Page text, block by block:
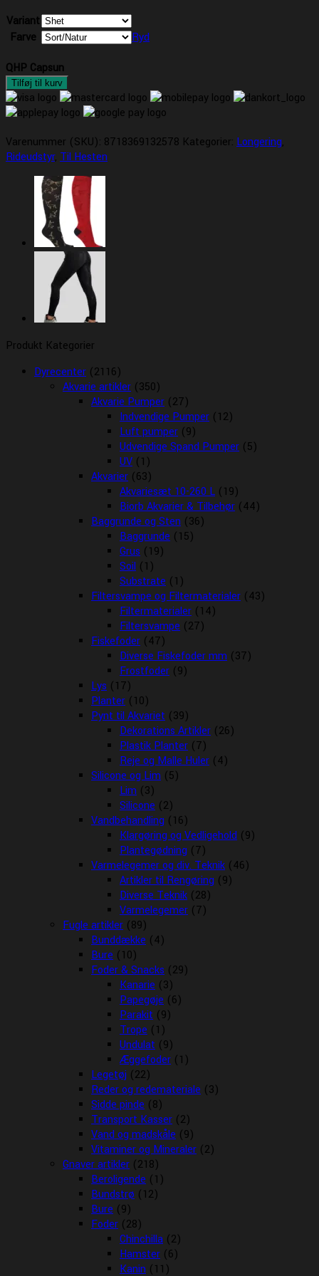
Variant
Farve
Ryd
QHP Capsun
Tilføj til kurv
Varenummer (SKU): 8718369132578 Kategorier: Longering,
Rideudstyr, Til Hesten
Produkt Kategorier
Dyrecenter (2116)
Akvarie artikler (350)
Akvarie Pumper (27)
Indvendige Pumper (12)
Luft pumper (9)
Udvendige Spand Pumper (5)
UV (1)
Akvarier (63)
Akvariesæt 10-260 L (19)
Biorb Akvarier & Tilbehør (44)
Baggrunde og Sten (36)
Baggrunde (15)
Grus (19)
Soil (1)
Substrate (1)
Filtersvampe og Filtermaterialer (43)
Filtermaterialer (14)
Filtersvampe (27)
Fiskefoder (47)
Diverse Fiskefoder mm (37)
Frostfoder (9)
Lys (17)
Planter (10)
Pynt til Akvariet (39)
Dekorations Artikler (26)
Plastik Planter (7)
Reje og Malle Huler (4)
Silicone og Lim (5)
Lim (3)
Silicone (2)
Vandbehandling (16)
Klargøring og Vedligehold (9)
Plantegødning (7)
Varmelegemer og div. Teknik (46)
Artikler til Rengøring (9)
Diverse Teknik (28)
Varmelegemer (7)
Fugle artikler (89)
Bunddække (4)
Bure (10)
Foder & Snacks (29)
Kanarie (3)
Papegøje (6)
Parakit (9)
Trope (1)
Undulat (9)
Æggefoder (1)
Legetøj (22)
Reder og redemateriale (3)
Sidde pinde (8)
Transport Kasser (2)
Vand og madskåle (9)
Vitaminer og Mineraler (2)
Gnaver artikler (218)
Beroligende (1)
Bundstrø (12)
Bure (9)
Foder (28)
Chinchilla (2)
Hamster (6)
Kanin (11)